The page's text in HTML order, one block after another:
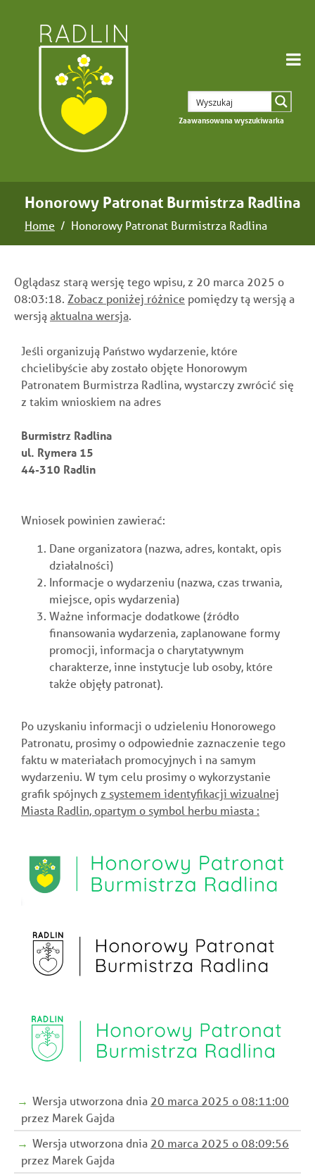
Zaawansowana wyszukiwarka
Honorowy Patronat Burmistrza Radlina
Home Honorowy Patronat Burmistrza Radlina
Oglądasz starą wersję tego wpisu, z 20 marca 2025 o
08:03:18. Zobacz poniżej różnice pomiędzy tą wersją a
wersjąaktualna wersja.
Jeśli organizują Państwo wydarzenie, które
chcielibyście aby zostało objęte Honorowym
Patronatem Burmistrza Radlina, wystarczy zwrócić się
z takim wnioskiem na adres
Burmistrz Radlina
ul. Rymera 15
44-310 Radlin
Wniosek powinien zawierać:
Dane organizatora (nazwa, adres, kontakt, opis
działalności)
Informacje o wydarzeniu (nazwa, czas trwania,
miejsce, opis wydarzenia)
Ważne informacje dodatkowe (źródło
finansowania wydarzenia, zaplanowane formy
promocji, informacja o charytatywnym
charakterze, inne instytucje lub osoby, które
także objęły patronat).
Po uzyskaniu informacji o udzieleniu Honorowego
Patronatu, prosimy o odpowiednie zaznaczenie tego
faktu w materiałach promocyjnych i na samym
wydarzeniu. W tym celu prosimy o wykorzystanie
grafik spójnych z systemem identyfikacji wizualnej
Miasta Radlin, opartym o symbol herbu miasta :
Wersja utworzona dnia 20 marca 2025 o 08:11:00
przez Marek Gajda
Wersja utworzona dnia 20 marca 2025 o 08:09:56
przez Marek Gajda